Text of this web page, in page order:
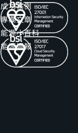
成功案例
專欄文章
能源小百科
能源週報